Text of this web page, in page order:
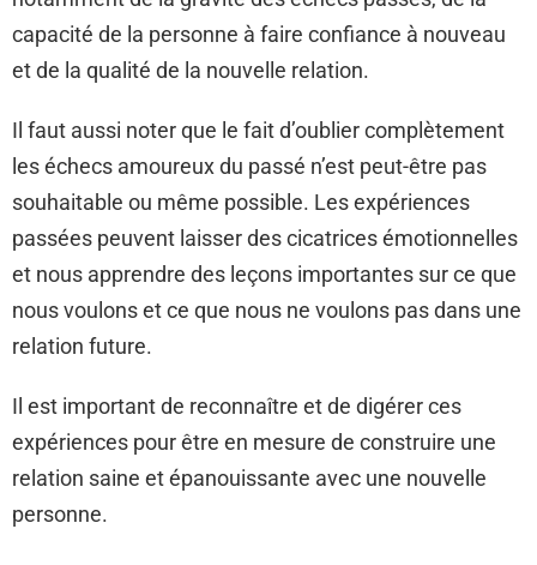
capacité de la personne à faire confiance à nouveau
et de la qualité de la nouvelle relation.
Il faut aussi noter que le fait d’oublier complètement
les échecs amoureux du passé n’est peut-être pas
souhaitable ou même possible. Les expériences
passées peuvent laisser des cicatrices émotionnelles
et nous apprendre des leçons importantes sur ce que
nous voulons et ce que nous ne voulons pas dans une
relation future.
Il est important de reconnaître et de digérer ces
expériences pour être en mesure de construire une
relation saine et épanouissante avec une nouvelle
personne.